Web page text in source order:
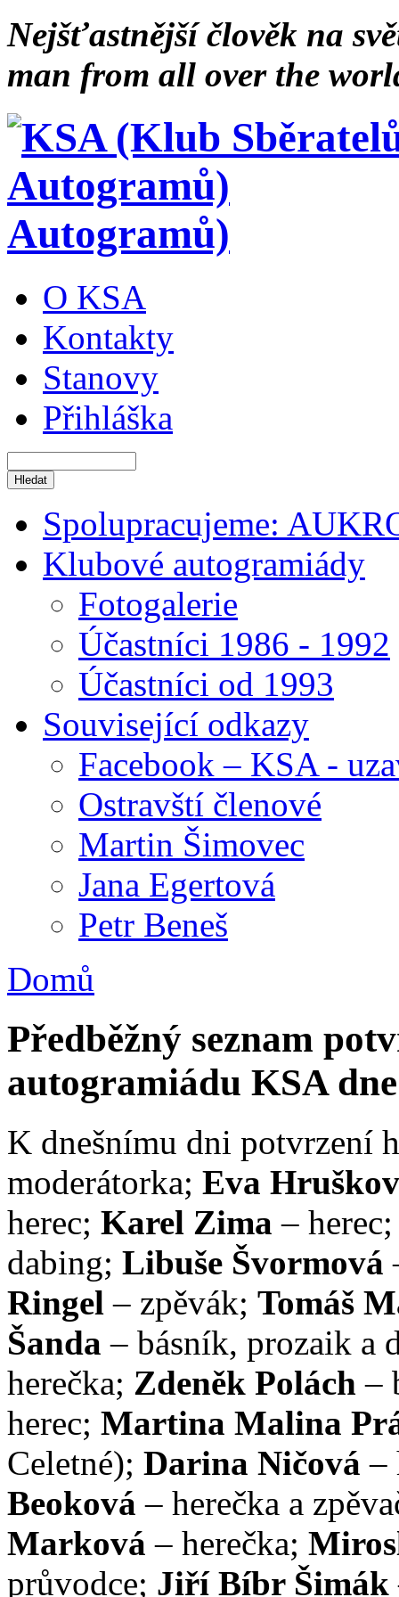
Nejšťastnější člověk na
man from all over the
Autogramů)
O KSA
Kontakty
Stanovy
Přihláška
Spolupracujeme:
Klubové autogramiády
Fotogalerie
Účastníci 1986 - 1992
Účastníci od 1993
Související odkazy
Facebook – KSA -
Ostravští členové
Martin Šimovec
Jana Egertová
Petr Beneš
Domů
Předběžný seznam
autogramiádu KSA
K dnešnímu dni potvrzení
moderátorka; Eva
herec; Karel Zima –
dabing; Libuše Švormová
Ringel – zpěvák; Tomáš
Šanda – básník, prozaik a
herečka; Zdeněk Polách –
herec; Martina Malina
Celetné); Darina Ničová –
Beoková – herečka a
Marková – herečka;
průvodce; Jiří Bíbr Šimák